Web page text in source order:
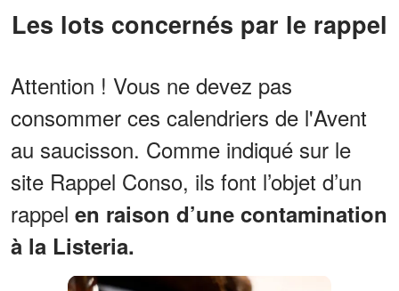
Les lots concernés par le rappel
Attention ! Vous ne devez pas
consommer ces calendriers de l'Avent
au saucisson. Comme indiqué sur le
site Rappel Conso, ils font l’objet d’un
rappel en raison d’une contamination
à la Listeria.